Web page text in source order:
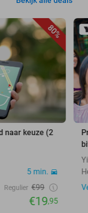
80%
naar keuze (2
5 min.
Regulier €99
€19,95